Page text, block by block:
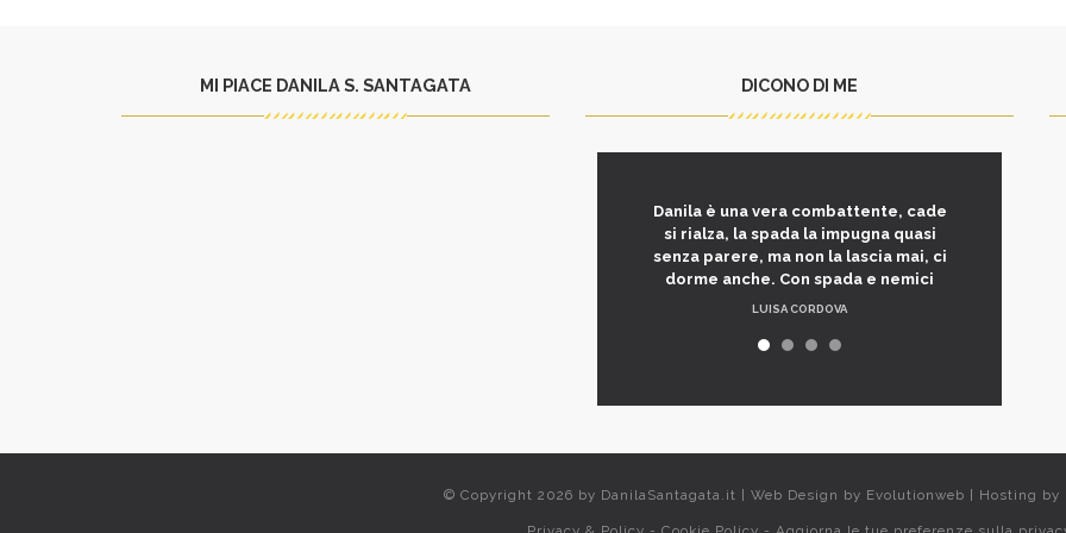
MI PIACE DANILA S. SANTAGATA DICONO DI ME
Danila è una vera combattente, cade
si rialza, la spada la impugna quasi
senza parere, ma non la lascia mai, ci
dorme anche. Con spada e nemici
LUISA CORDOVA
© Copyright 2026 by DanilaSantagata.it | Web Design by Evolutionweb | Hosting by